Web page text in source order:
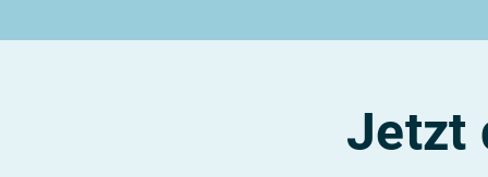
Rund um die AusbildungRund um das duale StudiumRund um Berufe
Alle Berufe
Schülerpraktikum
Jetzt